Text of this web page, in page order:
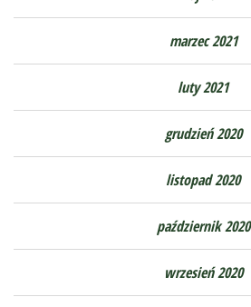
marzec 2021
luty 2021
grudzień 2020
listopad 2020
październik 2020
wrzesień 2020